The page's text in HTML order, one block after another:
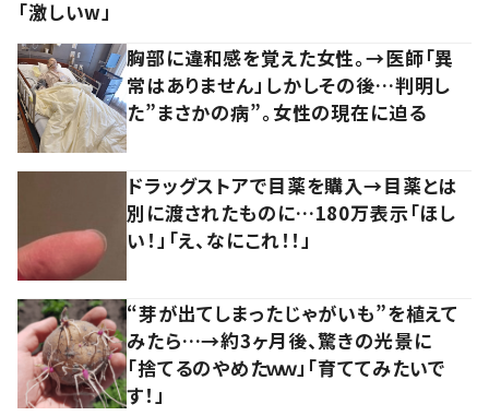
「激しいw」
胸部に違和感を覚えた女性。→医師「異
常はありません」しかしその後…判明し
た”まさかの病”。女性の現在に迫る
ドラッグストアで目薬を購入→目薬とは
別に渡されたものに…180万表示「ほし
い！」「え、なにこれ！！」
“芽が出てしまったじゃがいも”を植えて
みたら…→約3ヶ月後、驚きの光景に
「捨てるのやめたｗｗ」「育ててみたいで
す！」